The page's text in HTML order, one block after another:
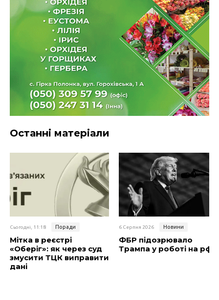
Останні матеріали
Сьогодні, 11:18 Поради
Мітка в реєстрі
«Оберіг»: як через суд
змусити ТЦК виправити
дані
6 Серпня 2026 Новини
ФБР підозрювало
Трампа у роботі на рф